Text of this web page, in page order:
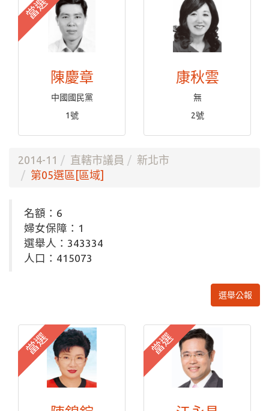
當選
陳慶章
中國國民黨
1號
康秋雲
無
2號
2014-11 直轄市議員
新北市
第05選區[區域]
名額：6
婦女保障：1
選舉人：343334
人口：415073
選舉公報
當選 當選